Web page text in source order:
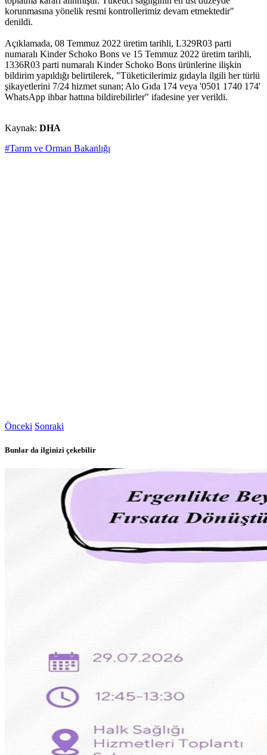
korunmasına yönelik resmi kontrollerimiz devam etmektedir"
denildi.
Açıklamada, 08 Temmuz 2022 üretim tarihli, L329R03 parti
numaralı Kinder Schoko Bons ve 15 Temmuz 2022 üretim tarihli,
1336R03 parti numaralı Kinder Schoko Bons ürünlerine ilişkin
bildirim yapıldığı belirtilerek, "Tüketicilerimiz gıdayla ilgili her türlü
şikayetlerini 7/24 hizmet sunan; Alo Gıda 174 veya '0501 1740 174'
WhatsApp ihbar hattına bildirebilirler" ifadesine yer verildi.
Kaynak: DHA
#Tarım ve Orman Bakanlığı
Önceki Sonraki
Bunlar da ilginizi çekebilir